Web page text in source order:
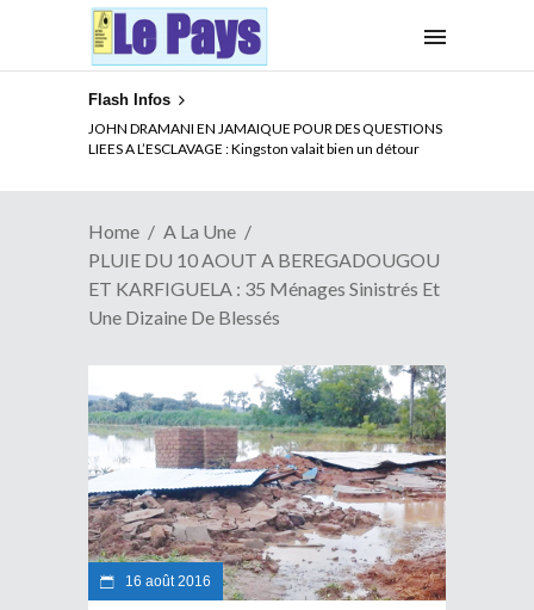
Flash Infos
ELECTION DE TALON A LA TETE DU SENAT BENINOIS :
Quand Patrice quitte le pouvoir sans partir !
Home
A La Une
PLUIE DU 10 AOUT A BEREGADOUGOU
ET KARFIGUELA : 35 Ménages Sinistrés Et
Une Dizaine De Blessés
16 août 2016